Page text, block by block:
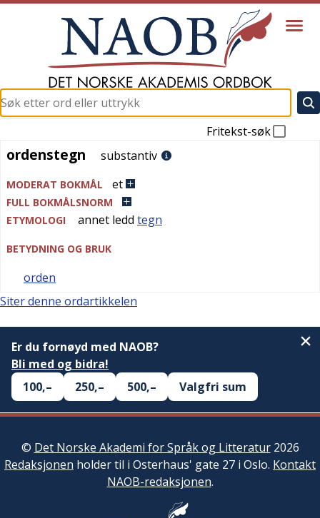
Fritekst-søk
ordenstegn
ordenstegn substantiv
MODERAT BOKMÅL et
FULL BOKMÅLSNORM
ETYMOLOGI
annet ledd tegn
BETYDNING OG BRUK
orden
Siter denne ordartikkelen
Er du fornøyd med NAOB?
Bli med og bidra!
100,–
250,– 500,– Valgfri sum
© Det Norske Akademi for Språk og Litteratur2026
Redaksjonen holder til i Osterhaus' gate 27 i Oslo. Kontakt
NAOB-redaksjonen.